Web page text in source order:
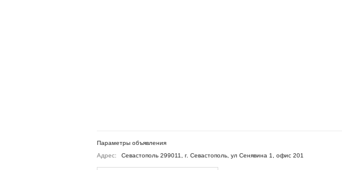
Параметры объявления
Адрес:
Севастополь 299011, г. Севастополь, ул Сенявина 1, офис 201